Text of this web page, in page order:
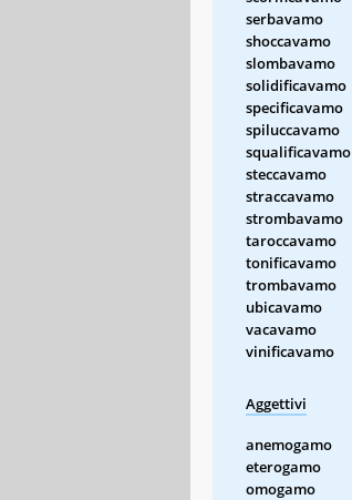
serbavamo
shoccavamo
slombavamo
solidificavamo
specificavamo
spiluccavamo
squalificavamo
steccavamo
straccavamo
strombavamo
taroccavamo
tonificavamo
trombavamo
ubicavamo
vacavamo
vinificavamo
Aggettivi
anemogamo
eterogamo
omogamo